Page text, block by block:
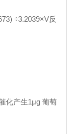
÷3.2039×V反
化产生1μg 葡萄